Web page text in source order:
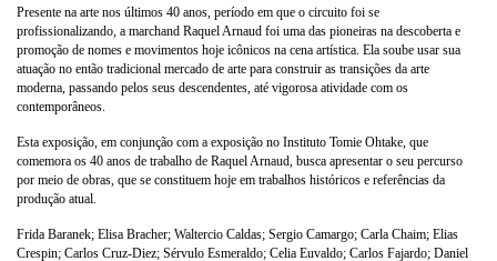
Presente na arte nos últimos 40 anos, período em que o circuito foi se
profissionalizando, a marchand Raquel Arnaud foi uma das pioneiras na descoberta e
promoção de nomes e movimentos hoje icônicos na cena artística. Ela soube usar sua
atuação no então tradicional mercado de arte para construir as transições da arte
moderna, passando pelos seus descendentes, até vigorosa atividade com os
contemporâneos.
Esta exposição, em conjunção com a exposição no Instituto Tomie Ohtake, que
comemora os 40 anos de trabalho de Raquel Arnaud, busca apresentar o seu percurso
por meio de obras, que se constituem hoje em trabalhos históricos e referências da
produção atual.
Frida Baranek; Elisa Bracher; Waltercio Caldas; Sergio Camargo; Carla Chaim; Elias
Crespin; Carlos Cruz-Diez; Sérvulo Esmeraldo; Celia Euvaldo; Carlos Fajardo; Daniel